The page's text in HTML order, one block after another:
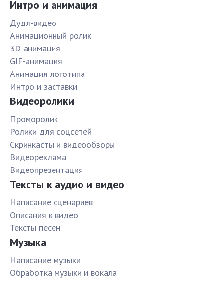
Интро и анимация
Дудл-видео
Анимационный ролик
3D-анимация
GIF-анимация
Анимация логотипа
Интро и заставки
Видеоролики
Проморолик
Ролики для соцсетей
Скринкасты и видеообзоры
Видеореклама
Видеопрезентация
Тексты к аудио и видео
Написание сценариев
Описания к видео
Тексты песен
Музыка
Написание музыки
Обработка музыки и вокала